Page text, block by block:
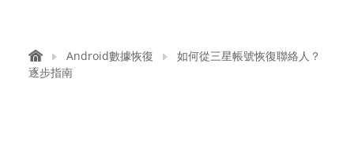
Android數據恢復
如何從三星帳號恢復聯絡人？
逐步指南